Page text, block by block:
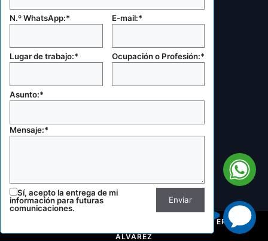
Celular:
+51 987 727 820
E-mail:
gerencia@coovias.com
Otras secciones:
Mapa de sitio
Brochure corporativo
Usamoscookies
N.º WhatsApp:* E-mail:*
Lugar de trabajo:* Ocupación o Profesión:*
Asunto:*
Mensaje:*
FiltroSí, acepto la entrega de mi
información para futuras
comunicaciones.
SITIO WEB DESARROLLADO Y ACTUALIZADO POR ERNESTO
ALVAREZ